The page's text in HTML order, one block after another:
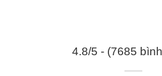
4.8/5 - (7685